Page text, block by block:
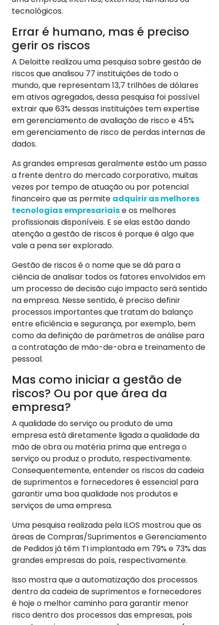
tecnológicos.
Errar é humano, mas é preciso
gerir os riscos
A Deloitte realizou uma pesquisa sobre gestão de
riscos que analisou 77 instituições de todo o
mundo, que representam 13,7 trilhões de dólares
em ativos agregados, dessa pesquisa foi possível
extrair que 63% dessas instituições tem expertise
em gerenciamento de avaliação de risco e 45%
em gerenciamento de risco de perdas internas de
dados.
As grandes empresas geralmente estão um passo
a frente dentro do mercado corporativo, muitas
vezes por tempo de atuação ou por potencial
financeiro que as permite adquirir as melhores
tecnologias empresariaise os melhores
profissionais disponíveis. E se elas estão dando
atenção a gestão de riscos é porque é algo que
vale a pena ser explorado.
Gestão de riscos é o nome que se dá para a
ciência de analisar todos os fatores envolvidos em
um processo de decisão cujo impacto será sentido
na empresa. Nesse sentido, é preciso definir
processos importantes que tratam do balanço
entre eficiência e segurança, por exemplo, bem
como da definição de parâmetros de análise para
a contratação de mão-de-obra e treinamento de
pessoal.
Mas como iniciar a gestão de
riscos? Ou por que área da
empresa?
A qualidade do serviço ou produto de uma
empresa está diretamente ligada a qualidade da
mão de obra ou matéria prima que entrega o
serviço ou produz o produto, respectivamente.
Consequentemente, entender os riscos da cadeia
de suprimentos e fornecedores é essencial para
garantir uma boa qualidade nos produtos e
serviços de uma empresa.
Uma pesquisa realizada pela ILOS mostrou que as
áreas de Compras/Suprimentos e Gerenciamento
de Pedidos já têm TI implantada em 79% e 73% das
grandes empresas do país, respectivamente.
Isso mostra que a automatização dos processos
dentro da cadeia de suprimentos e fornecedores
é hoje o melhor caminho para garantir menor
risco dentro dos processos das empresas, pois